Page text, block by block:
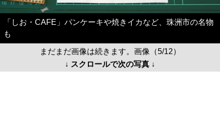
「しお・CAFE」パンケーキや焼きイカなど、珠洲市の名物
も
まだまだ画像は続きます。画像（5/12）
↓ スクロールで次の写真 ↓